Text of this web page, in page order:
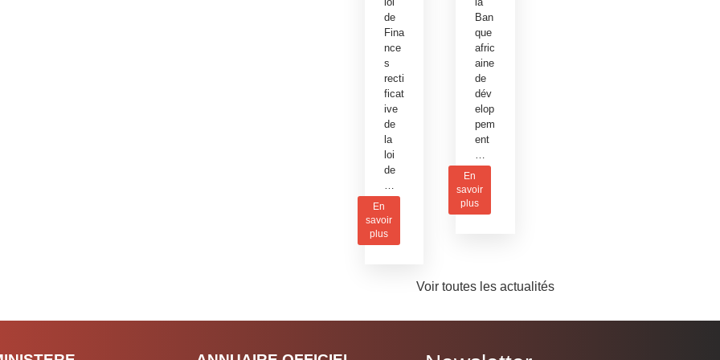
de
Fina
nce
s
recti
ficat
ive
de
la
loi
de
…
En
savoir
plus
Ban
que
afric
aine
de
dév
elop
pem
ent
…
En
savoir
plus
Voir toutes les actualités